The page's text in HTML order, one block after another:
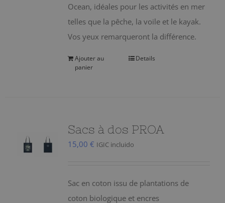
Ocean, idéales pour les activités en mer
telles que la pêche, la voile et le kayak.
Vos yeux remarqueront la différence.
Ajouter au
panier
Details
Sacs à dos PROA
15,00 € IGIC incluido
Sac en coton issu de plantations de
coton biologique et encres